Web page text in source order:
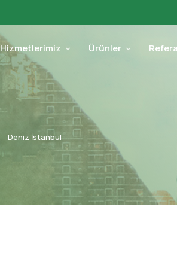
Hizmetlerimiz Ürünler
Deniz İstanbul